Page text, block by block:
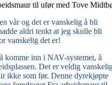
til ufør med Tove
vår og det er vanskelig å bli
aldri tenkt at jeg skulle bli
vanskelig det er!
komme inn i NAV-systemet, å
Det er veldig
ikke som før. Denne dyrekjøpte